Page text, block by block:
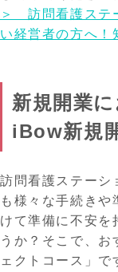
＞ 訪問看護ステ
い経営者の方へ！
新規開業
iBow新規
訪問看護ステーシ
も様々な手続きや
けて準備に不安を
うか？そこで、お
ェクトコース」で